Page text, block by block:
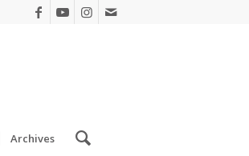
Archives